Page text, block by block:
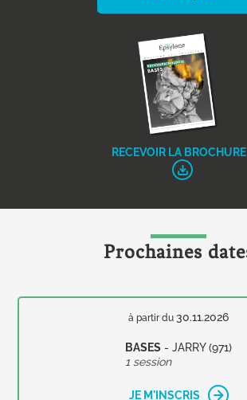
RECEVOIR LA BROCHURE
Prochaines
à partir du 30.11.2026
BASES - JARRY (971)
1 session
JE M'INSCRIS